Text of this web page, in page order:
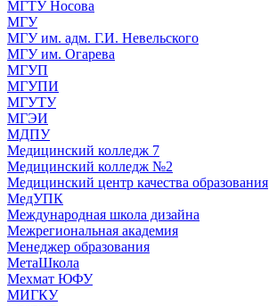
МГТУ Носова
МГУ
МГУ им. адм. Г.И. Невельского
МГУ им. Огарева
МГУП
МГУПИ
МГУТУ
МГЭИ
МДПУ
Медицинский колледж 7
Медицинский колледж №2
Медицинский центр качества образования
МедУПК
Международная школа дизайна
Межрегиональная академия
Менеджер образования
МетаШкола
Мехмат ЮФУ
МИГКУ